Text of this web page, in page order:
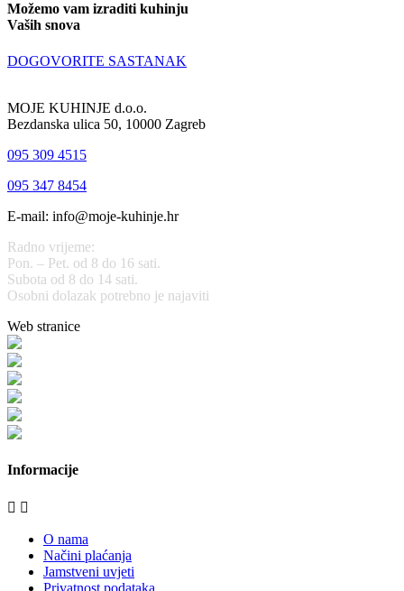
Možemo vam izraditi kuhinju
Vaših snova
DOGOVORITE SASTANAK
MOJE KUHINJE d.o.o.
Bezdanska ulica 50, 10000 Zagreb
095 309 4515
095 347 8454
E-mail: info@moje-kuhinje.hr
Radno vrijeme:
Pon. – Pet. od 8 do 16 sati.
Subota od 8 do 14 sati.
Osobni dolazak potrebno je najaviti
Web stranice
Informacije
 
O nama
Načini plaćanja
Jamstveni uvjeti